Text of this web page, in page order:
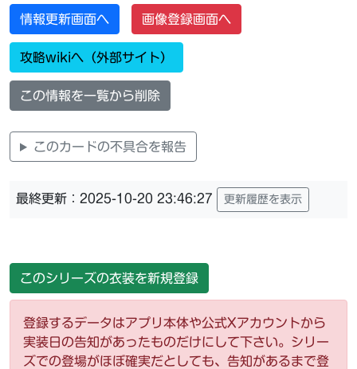
情報更新画面へ 画像登録画面へ
攻略wikiへ（外部サイト）
この情報を一覧から削除
このカードの不具合を報告
最終更新：2025-10-20 23:46:27 更新履歴を表示
このシリーズの衣装を新規登録
登録するデータはアプリ本体や公式Xアカウントから
実装日の告知があったものだけにして下さい。シリー
ズでの登場がほぼ確実だとしても、告知があるまで登